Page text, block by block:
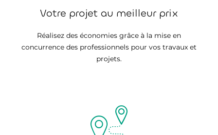
Votre projet au meilleur prix
Réalisez des économies grâce à la mise en
concurrence des professionnels pour vos travaux et
projets.